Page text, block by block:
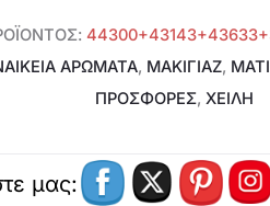
ΑΡΏΜΑΤΑ, ΜΑΚΙΓΙΑΖ,
ΠΡΟΣΦΟΡΕΣ, ΧΕΊΛΗ
μας: